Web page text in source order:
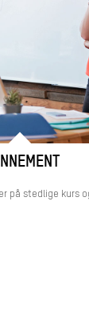
på stedlige kurs